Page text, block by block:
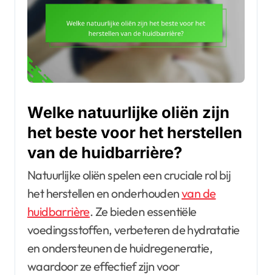
Welke natuurlijke oliën zijn
het beste voor het herstellen
van de huidbarrière?
Natuurlijke oliën spelen een cruciale rol bij
het herstellen en onderhoudenvan de
huidbarrière. Ze bieden essentiële
voedingsstoffen, verbeteren de hydratatie
en ondersteunen de huidregeneratie,
waardoor ze effectief zijn voor